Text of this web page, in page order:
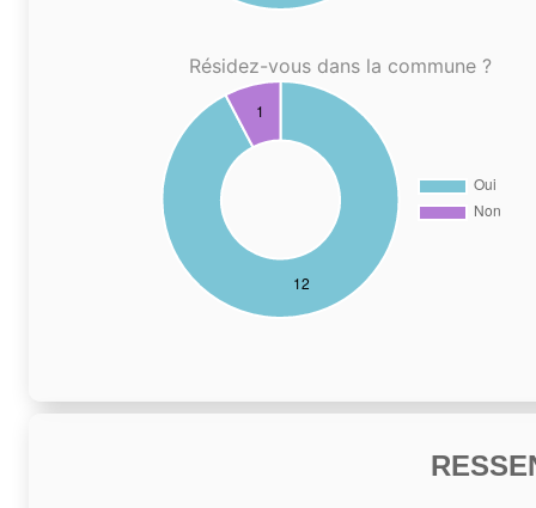
Résidez-vous dans la commune ?